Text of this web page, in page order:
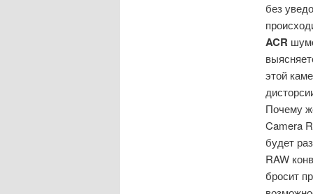
без
ACR
этой
Почему
Camera
будет
RAW
бросит